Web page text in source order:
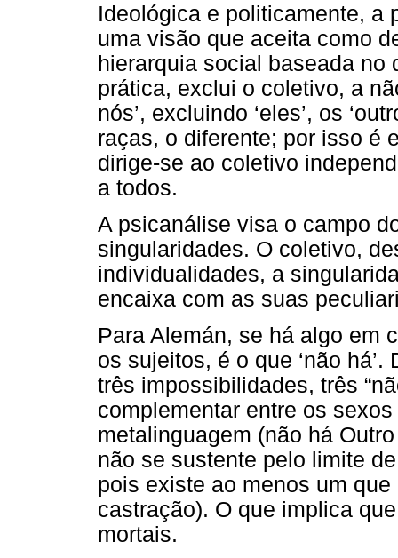
Ideológica e politicamente, a
uma visão que aceita como
hierarquia social baseada no
prática, exclui o coletivo, a
nós’, excluindo ‘eles’, os
raças, o diferente; por isso é
dirige-se ao coletivo
a todos.
A psicanálise visa o campo
singularidades. O coletivo,
individualidades, a
encaixa com as suas
Para Alemán, se há algo em
os sujeitos, é o que ‘não
três impossibilidades, três
complementar entre os
metalinguagem (não há
não se sustente pelo limite
pois existe ao menos um
castração). O que implica
mortais.